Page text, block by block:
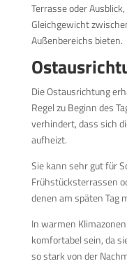
Terrasse oder
Gleichgewicht
Außenbereichs bieten.
Die Ostausrichtung
Regel zu Beginn des
verhindert, dass sich
aufheizt.
Sie kann sehr gut für
Frühstücksterrassen
denen am späten Tag
In warmen
komfortabel sein, da
so stark von der